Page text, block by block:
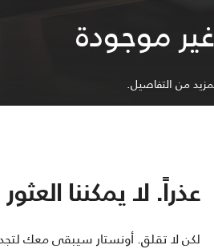
موجودة
من التفاصيل.
عذراً. لا يمكننا
لكن لا تقلق. أونستار سيبقى معك